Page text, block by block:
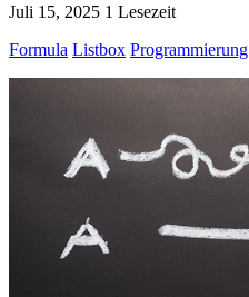
Juli 15, 2025 1 Lesezeit
Formula Listbox Programmierung